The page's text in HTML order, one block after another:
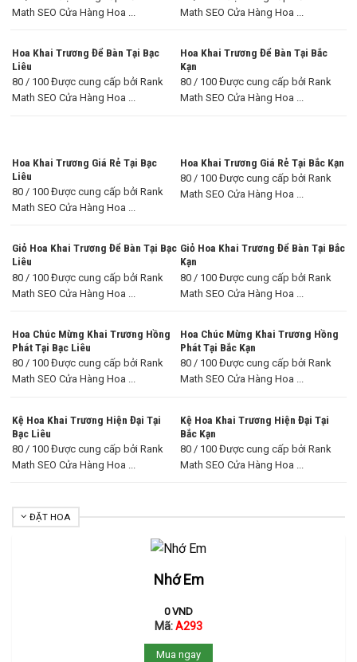
Math SEO Cửa Hàng Hoa ...
Math SEO Cửa Hàng Hoa ...
Hoa Khai Trương Để Bàn Tại Bạc
Liêu
80 / 100 Được cung cấp bởi Rank
Math SEO Cửa Hàng Hoa ...
Hoa Khai Trương Để Bàn Tại Bắc
Kạn
80 / 100 Được cung cấp bởi Rank
Math SEO Cửa Hàng Hoa ...
Hoa Khai Trương Giá Rẻ Tại Bạc
Liêu
80 / 100 Được cung cấp bởi Rank
Math SEO Cửa Hàng Hoa ...
Hoa Khai Trương Giá Rẻ Tại Bắc Kạn
80 / 100 Được cung cấp bởi Rank
Math SEO Cửa Hàng Hoa ...
Giỏ Hoa Khai Trương Để Bàn Tại Bạc
Liêu
80 / 100 Được cung cấp bởi Rank
Math SEO Cửa Hàng Hoa ...
Giỏ Hoa Khai Trương Để Bàn Tại Bắc
Kạn
80 / 100 Được cung cấp bởi Rank
Math SEO Cửa Hàng Hoa ...
Hoa Chúc Mừng Khai Trương Hồng
Phát Tại Bạc Liêu
80 / 100 Được cung cấp bởi Rank
Math SEO Cửa Hàng Hoa ...
Hoa Chúc Mừng Khai Trương Hồng
Phát Tại Bắc Kạn
80 / 100 Được cung cấp bởi Rank
Math SEO Cửa Hàng Hoa ...
Kệ Hoa Khai Trương Hiện Đại Tại
Bạc Liêu
80 / 100 Được cung cấp bởi Rank
Math SEO Cửa Hàng Hoa ...
Kệ Hoa Khai Trương Hiện Đại Tại
Bắc Kạn
80 / 100 Được cung cấp bởi Rank
Math SEO Cửa Hàng Hoa ...
ĐẶT HOA
Nhớ Em
0VND
Mã:A293
Mua ngay